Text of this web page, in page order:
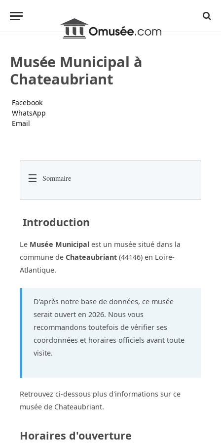
Musée Municipal à
Chateaubriant
Facebook
WhatsApp
Email
☰ Sommaire
Introduction
Le Musée Municipal est un musée situé dans la
commune de Chateaubriant (44146) en Loire-
Atlantique.
D’après notre base de données, ce musée
serait ouvert en 2026. Nous vous
recommandons toutefois de vérifier ses
coordonnées et horaires officiels avant toute
visite.
Retrouvez ci-dessous plus d'informations sur ce
musée de Chateaubriant.
Horaires d'ouverture